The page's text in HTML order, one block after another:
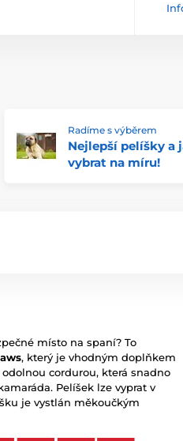
Radíme s výběrem
Nejlepší pelíšky a
vybrat na míru!
místo na spaní? To
, který je vhodným doplňkem
cordurou, která snadno
Pelíšek lze vyprat v
je vystlán měkoučkým